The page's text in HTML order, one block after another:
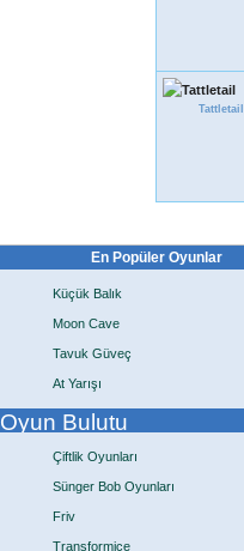
Tattletail
En Popüler Oyunlar
Küçük Balık
Moon Cave
Tavuk Güveç
At Yarışı
Oyun Bulutu
Çiftlik Oyunları
Sünger Bob Oyunları
Friv
Transformice